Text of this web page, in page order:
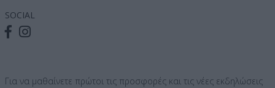
SOCIAL
Για να μαθαίνετε πρώτοι τις προσφορές και τις νέες εκδηλώσεις